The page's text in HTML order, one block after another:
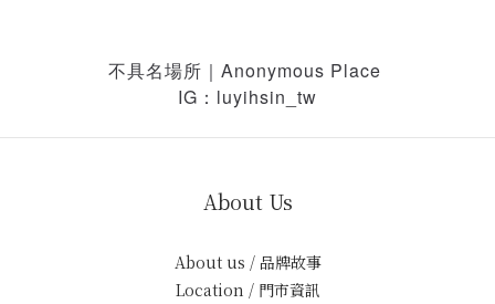
不具名場所｜Anonymous Place
IG：luyihsin_tw
About Us
About us / 品牌故事
Location / 門市資訊